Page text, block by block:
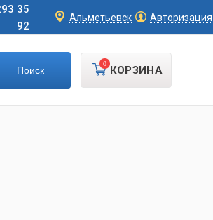
35
92
Альметьевск Авторизация
КОРЗИНА
0